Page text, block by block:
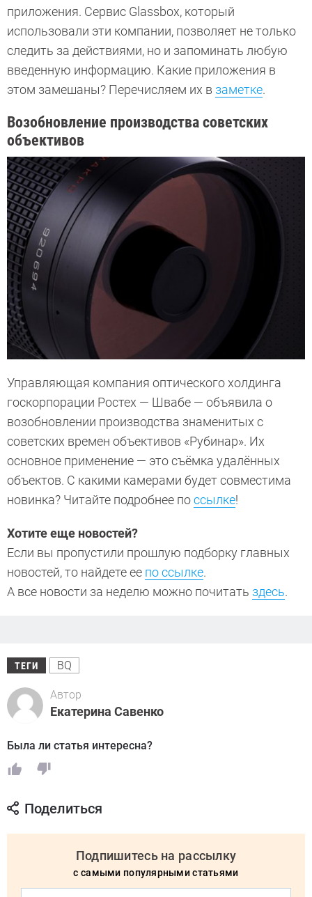
приложения. Сервис Glassbox, который
использовали эти компании, позволяет не только
следить за действиями, но и запоминать любую
введенную информацию. Какие приложения в
этом замешаны? Перечисляем их в заметке.
Возобновление производства советских
объективов
Управляющая компания оптического холдинга
госкорпорации Ростех — Швабе — объявила о
возобновлении производства знаменитых с
советских времен объективов «Рубинар». Их
основное применение — это съёмка удалённых
объектов. С какими камерами будет совместима
новинка? Читайте подробнее поссылке!
Хотите еще новостей?
Если вы пропустили прошлую подборку главных
новостей, то найдете ее по ссылке.
А все новости за неделю можно почитать здесь.
ТЕГИ BQ
Автор
Екатерина Савенко
Была ли статья интересна?
Поделиться
Подпишитесь на рассылку
с самыми популярными статьями